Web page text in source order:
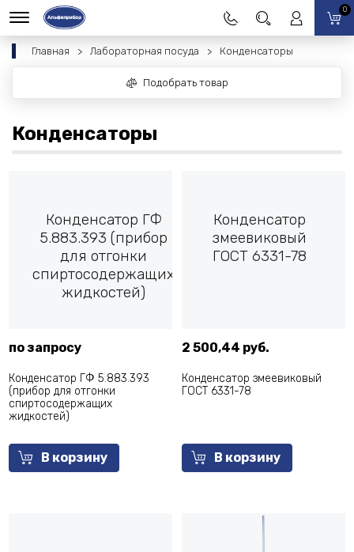
0
Главная Лабораторная посуда Конденсаторы
Подобрать товар
Конденсаторы
Конденсатор ГФ
5.883.393 (прибор
для отгонки
спиртосодержащих
жидкостей)
по запросу
Конденсатор ГФ 5.883.393
(прибор для отгонки
спиртосодержащих
жидкостей)
В корзину
Конденсатор
змеевиковый
ГОСТ 6331-78
2 500,44 руб.
Конденсатор змеевиковый
ГОСТ 6331-78
В корзину